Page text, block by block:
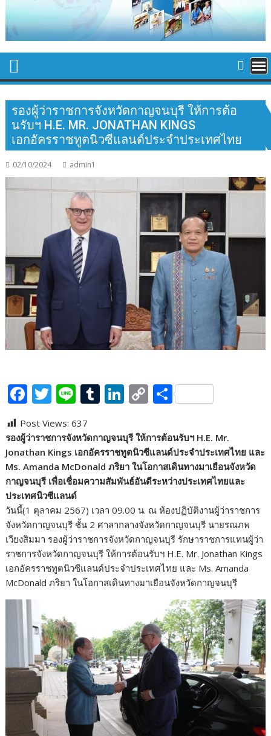
รองผู้ว่าราชการจังหวัดกาญจนบุรี ให้การต้อ
นรับฯ H.E. MR. JONATHAN KINGS
เอกอัครราชทูตนิวซีแลนด์ประจำประเทศไทย
02/10/2024 admin1
F
e
b
o
o
k
T
itt
er
Li
e
T
m
bl
r
Li
k
e
dI
n
C
p
y
Li
n
k
S
ar
e
Post Views: 637
รองผู้ว่าราชการจังหวัดกาญจนบุรี ให้การต้อนรับฯ H.E. Mr.
Jonathan Kings เอกอัครราชทูตนิวซีแลนด์ประจำประเทศไทย และ
Ms. Amanda McDonald ภริยา ในโอกาสเดินทางมาเยือนจังหวัด
กาญจนบุรี เพื่อเชื่อมความสัมพันธ์อันดีระหว่างประเทศไทยและ
ประเทศนิวซีแลนด์
วันนี้(1 ตุลาคม 2567) เวลา 09.00 น. ณ ห้องปฏิบัติงานผู้ว่าราชการ
จังหวัดกาญจนบุรี ชั้น 2 ศาลากลางจังหวัดกาญจนบุรี นายรณภพ
เวียงสิมมา รองผู้ว่าราชการจังหวัดกาญจนบุรี รักษาราชการแทนผู้ว่า
ราชการจังหวัดกาญจนบุรี ให้การต้อนรับฯ H.E. Mr. Jonathan Kings
เอกอัครราชทูตนิวซีแลนด์ประจำประเทศไทย และ Ms. Amanda
McDonald ภริยา ในโอกาสเดินทางมาเยือนจังหวัดกาญจนบุรี